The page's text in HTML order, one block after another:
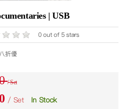
| USB
0 out of 5 stars
折優
/ Set
/ Set
In Stock